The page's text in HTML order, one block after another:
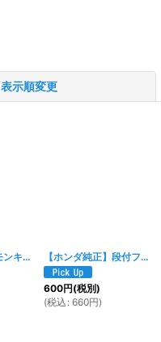
表示順変更
[5215w
【ホンダ純正】モンキーZ50Jキャブレター用ガスケット [16201-165-950] 【ホンダ純正】段付フランジボルト6×20mm[90113-449-000]
600円(税別)
(税込 : 660円)